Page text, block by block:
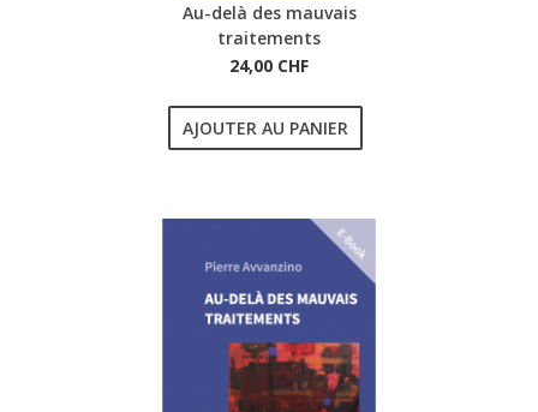
Au-delà des mauvais
traitements
24,00 CHF
AJOUTER AU PANIER